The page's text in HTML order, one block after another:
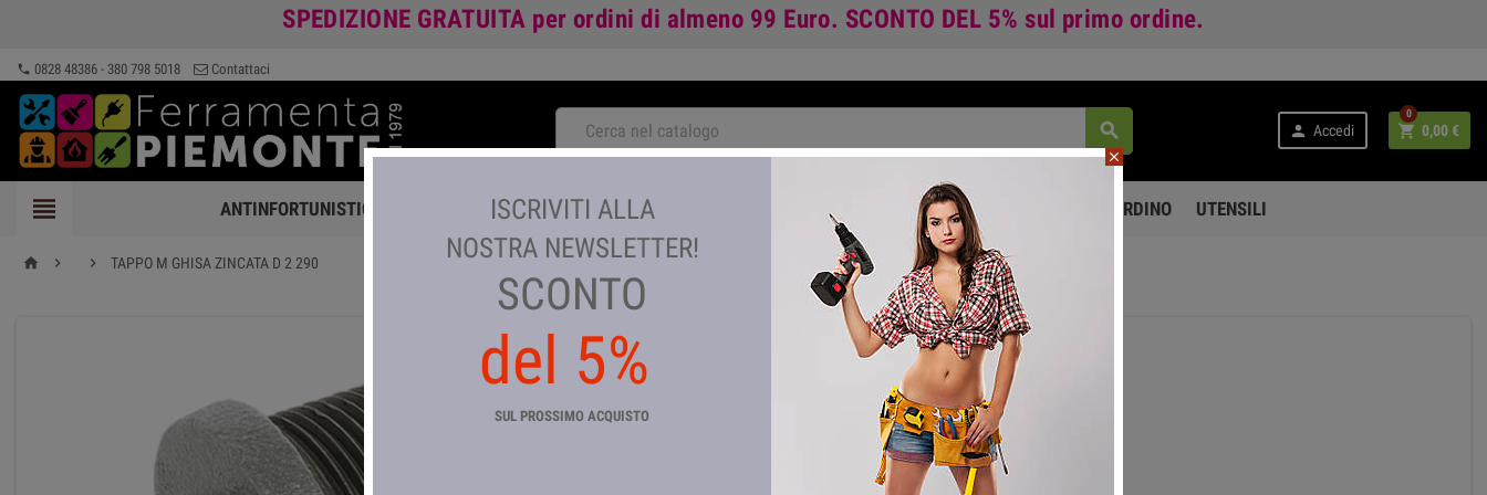
SPEDIZIONE GRATUITA per ordini di almeno 99 Euro. SCONTO DEL 5% sul primo ordine.
phone 0828 48386 - 380 798 5018 Contattaci
  Accedi  0,00 €
0
 ANTINFORTUNISTICA FERRAMENTA GIARDINAGGIO E AGRICOLTURA COLORI E VERNICI TEMPO LIBERO E GIARDINO UTENSILI
home   TAPPO M GHISA ZINCATA D 2 290
TAPPO M GHISA ZINCATA D 2 290
close
ISCRIVITI ALLA
NOSTRA NEWSLETTER!
SCONTO
del 5%
SUL PROSSIMO ACQUISTO